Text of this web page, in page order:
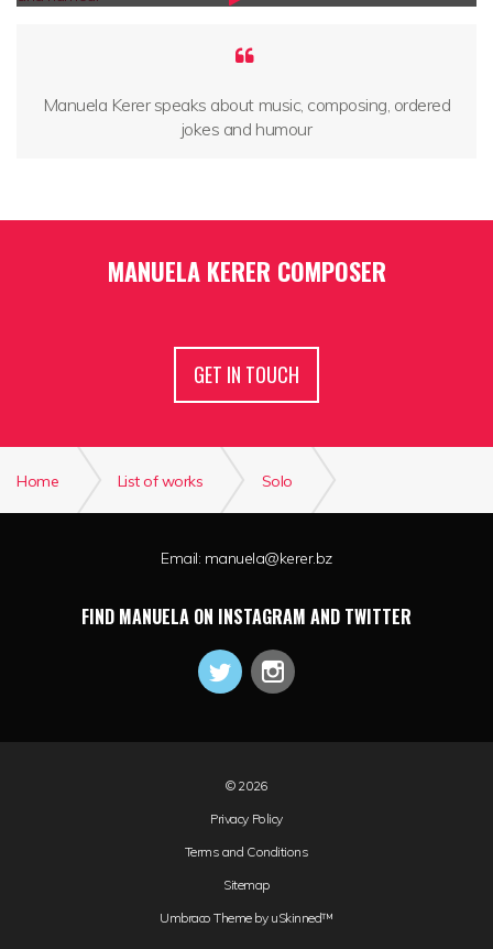
Manuela Kerer speaks about music, composing, ordered
jokes and humour
MANUELA KERER COMPOSER
GET IN TOUCH
Home List of works
Solo
Email: manuela@kerer.bz
FIND MANUELA ON INSTAGRAM AND TWITTER
© 2026
Privacy Policy
Terms and Conditions
Sitemap
Umbraco Theme by uSkinned™